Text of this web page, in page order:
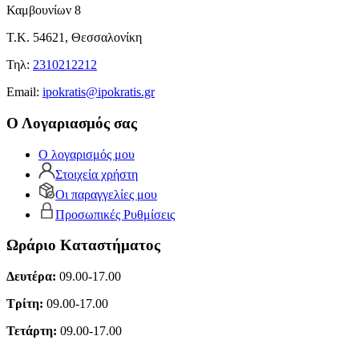
Καμβουνίων 8
Τ.Κ. 54621, Θεσσαλονίκη
Τηλ: 2310212212
Εmail: ipokratis@ipokratis.gr
Ο Λογαριασμός σας
Ο λογαρισμός μου
Στοιχεία χρήστη
Οι παραγγελίες μου
Προσωπικές Ρυθμίσεις
Ωράριο Καταστήματος
Δευτέρα: 09.00-17.00
Τρίτη: 09.00-17.00
Τετάρτη: 09.00-17.00